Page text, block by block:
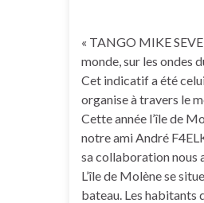
« TANGO MIKE
monde, sur les ondes
Cet indicatif a été
organise à travers le
Cette année l’île de
notre ami André
sa collaboration nous
L’île de Molène se
bateau. Les habitants